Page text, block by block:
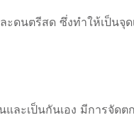
ดนตรีสด ซึ่งทำให้เป็น
ละเป็นกันเอง มีการจั